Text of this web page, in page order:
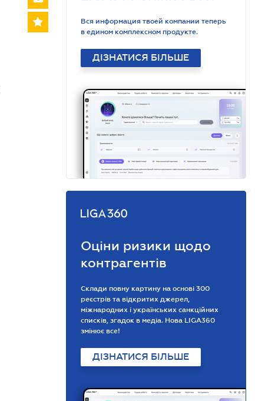
Вся информация твоей компании теперь
в едином комплексном продукте.
ДІЗНАТИСЯ БІЛЬШЕ
Оціни ризики щодо
контрагентів
Склади повну картину на основі 300
реєстрів та відкритих джерел,
міжнародних і українських санкційних
списків, згадок в медіа. Нова LIGA360
змінює все!
ДІЗНАТИСЯ БІЛЬШЕ